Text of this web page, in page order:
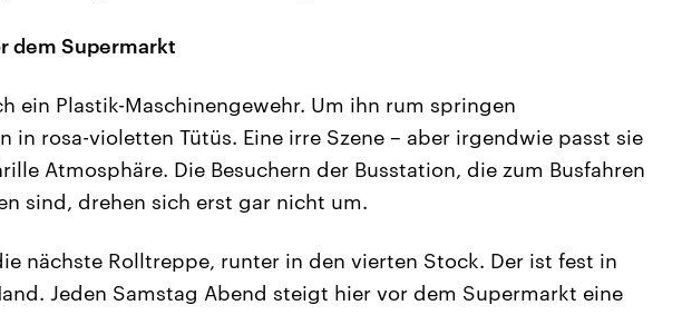
dem Supermarkt
ein Plastik-Maschinengewehr. Um ihn rum springen
in rosa-violetten Tütüs. Eine irre Szene – aber irgendwie passt sie
Atmosphäre. Die Besuchern der Busstation, die zum Busfahren
sind, drehen sich erst gar nicht um.
nächste Rolltreppe, runter in den vierten Stock. Der ist fest in
Jeden Samstag Abend steigt hier vor dem Supermarkt eine